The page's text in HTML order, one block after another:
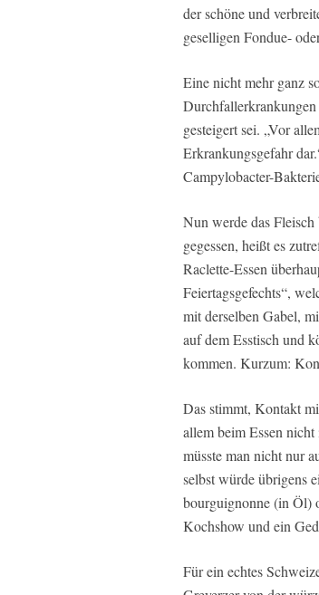
der schöne und
geselligen Fondue-
Eine nicht mehr ganz
gesteigert sei. „Vor
Erkrankungsgefahr
Campylobacter-
Nun werde das
gegessen, heißt es
Raclette-Essen
Feiertagsgefechts“,
mit derselben Gabel,
auf dem Esstisch und
kommen. Kurzum:
Das stimmt, Kontakt
allem beim Essen
müsste man nicht nur
selbst würde übrigens
bourguignonne (in Öl)
Kochshow und ein
Für ein echtes